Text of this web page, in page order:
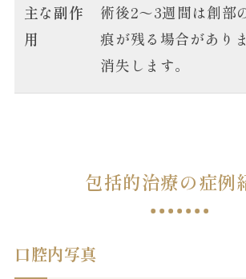
主な副作
用
術後2～3週間は創部
痕が残る場合があり
消失します。
包括的治療の症例
口腔内写真